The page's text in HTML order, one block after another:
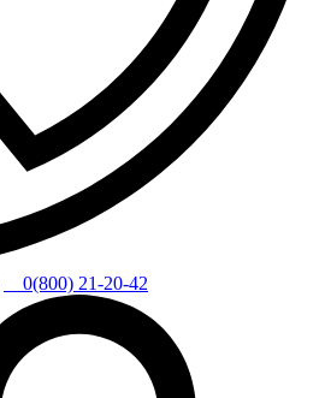
0(800) 21-20-42